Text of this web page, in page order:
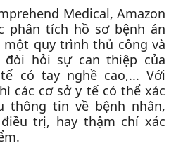
Medical, Amazon
phân tích hồ sơ bệnh án
quy trình thủ công và
hỏi sự can thiệp của
có tay nghề cao,... Với
các cơ sở y tế có thể xác
thông tin về bệnh nhân,
trị, hay thậm chí xác